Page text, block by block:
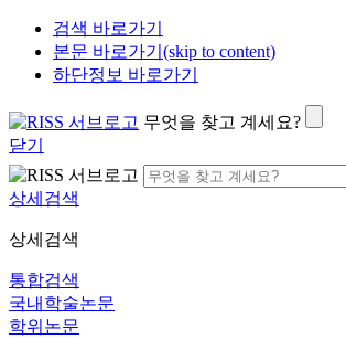
검색 바로가기
본문 바로가기(skip to content)
하단정보 바로가기
무엇을 찾고 계세요?
닫기
상세검색
상세검색
통합검색
국내학술논문
학위논문